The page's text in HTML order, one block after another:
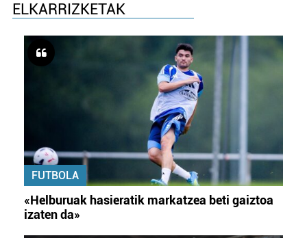
ELKARRIZKETAK
FUTBOLA
«Helburuak hasieratik markatzea beti gaiztoa
izaten da»